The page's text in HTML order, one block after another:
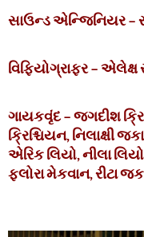
સાઉન્ડ એન્જિનિયર –
વિફિયોગ્રાફર – એલેક્ષ
ગાયકવૃંદ – જગદીશ
ક્રિશ્ચિયન, નિલાક્ષી
એરિક લિયો, નીલા
ફ્લોરા મેકવાન, રીટા